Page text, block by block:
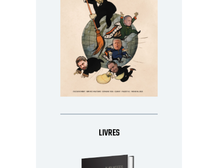
LIVRES